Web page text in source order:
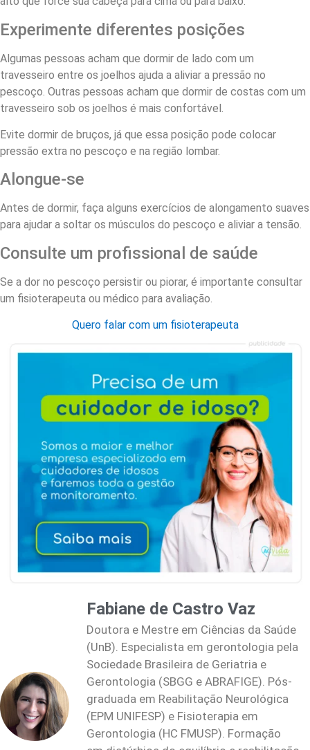
Experimente diferentes posições
Algumas pessoas acham que dormir de lado com um
travesseiro entre os joelhos ajuda a aliviar a pressão no
pescoço. Outras pessoas acham que dormir de costas com um
travesseiro sob os joelhos é mais confortável.
Evite dormir de bruços, já que essa posição pode colocar
pressão extra no pescoço e na região lombar.
Alongue-se
Antes de dormir, faça alguns exercícios de alongamento suaves
para ajudar a soltar os músculos do pescoço e aliviar a tensão.
Consulte um profissional de saúde
Se a dor no pescoço persistir ou piorar, é importante consultar
um fisioterapeuta ou médico para avaliação.
Quero falar com um fisioterapeuta
Fabiane de Castro Vaz
Doutora e Mestre em Ciências da Saúde
(UnB). Especialista em gerontologia pela
Sociedade Brasileira de Geriatria e
Gerontologia (SBGG e ABRAFIGE). Pós-
graduada em Reabilitação Neurológica
(EPM UNIFESP) e Fisioterapia em
Gerontologia (HC FMUSP). Formação